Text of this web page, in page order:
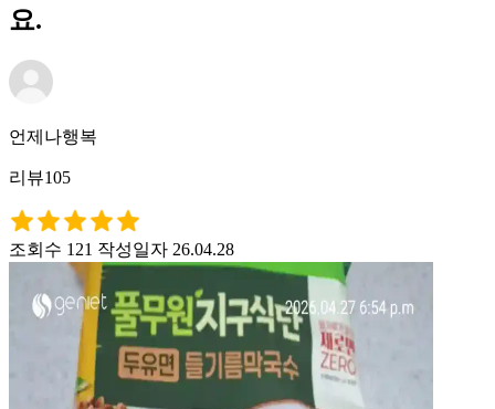
요.
언제나행복
리뷰105
조회수 121 작성일자 26.04.28